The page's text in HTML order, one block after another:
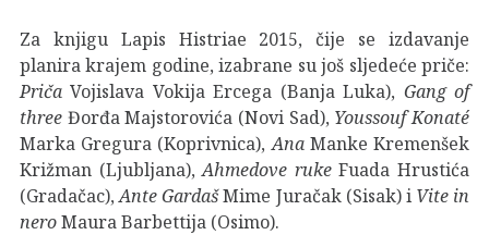
Za knjigu Lapis Histriae 2015, čije se izdavanje
planira krajem godine, izabrane su još sljedeće priče:
PričaVojislava Vokija Ercega (Banja Luka), Gang of
three Đorđa Majstorovića (Novi Sad), Youssouf Konaté
Marka Gregura (Koprivnica), AnaManke Kremenšek
Križman (Ljubljana),Ahmedove rukeFuada Hrustića
(Gradačac),Ante GardašMime Juračak (Sisak) i Vite in
neroMaura Barbettija (Osimo).